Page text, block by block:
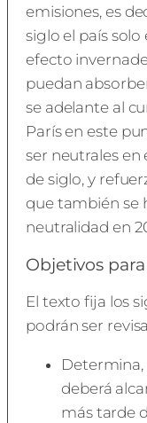
emisiones, es
siglo el país
efecto
puedan
se adelante al
París en este
ser neutrales en
de siglo, y
que también se
neutralidad en
Objetivos
El texto fija los
podrán ser
Determina,
deberá
más tarde